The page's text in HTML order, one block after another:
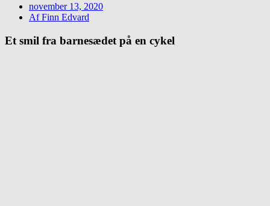
november 13, 2020
AfFinn Edvard
Et smil fra barnesædet på en cykel